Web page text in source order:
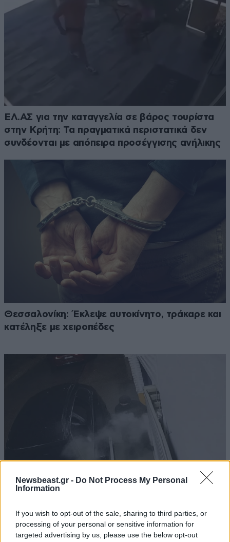
Newsbeast.gr - Do Not Process My Personal
Information
If you wish to opt-out of the sale, sharing to third parties, or
processing of your personal or sensitive information for
targeted advertising by us, please use the below opt-out
ΕΛ.ΑΣ για την καταγγελία σε βάρος τουρίστα
στην Κρήτη: Τα πραγματικά περιστατικά δεν
συνδέονται με απόπειρα προσέγγισης ανήλικης
Θεσσαλονίκη: Έκλεψε αυτοκίνητο, τράκαρε και
κατέληξε με χειροπέδες
Greek Mafia: Στην Ελλάδα ο 31χρονος που
κατηγορείται για τρεις δολοφονίες – Ποιος
είναι το «πιστόλι» του Έντικ